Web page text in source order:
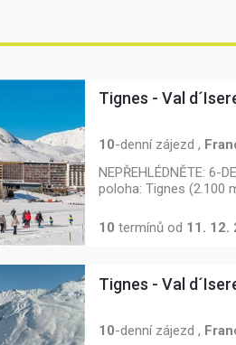
Tignes - Val
10-denní zájezd ,
NEPŘEHLÉDNĚTE: 6-
poloha: Tignes (2.100
10 termínů od 11. 12.
Tignes - Val
10-denní zájezd ,